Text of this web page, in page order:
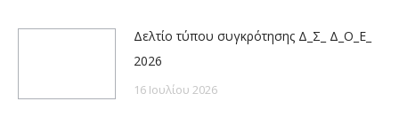
Δελτίο τύπου συγκρότησης Δ_Σ_ Δ_Ο_Ε_
2026
16 Ιουλίου 2026